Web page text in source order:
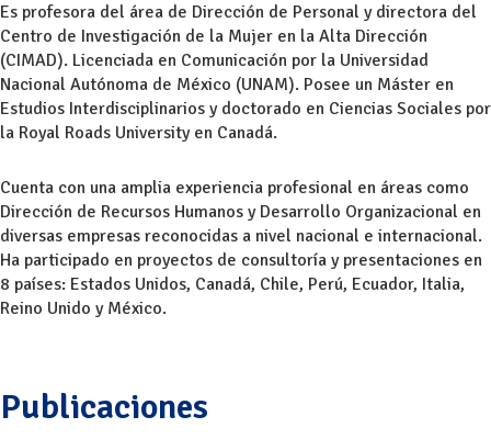
Es profesora del área de Dirección de Personal y directora del
Centro de Investigación de la Mujer en la Alta Dirección
(CIMAD). Licenciada en Comunicación por la Universidad
Nacional Autónoma de México (UNAM). Posee un Máster en
Estudios Interdisciplinarios y doctorado en Ciencias Sociales por
la Royal Roads University en Canadá.
Cuenta con una amplia experiencia profesional en áreas como
Dirección de Recursos Humanos y Desarrollo Organizacional en
diversas empresas reconocidas a nivel nacional e internacional.
Ha participado en proyectos de consultoría y presentaciones en
8 países: Estados Unidos, Canadá, Chile, Perú, Ecuador, Italia,
Reino Unido y México.
Publicaciones